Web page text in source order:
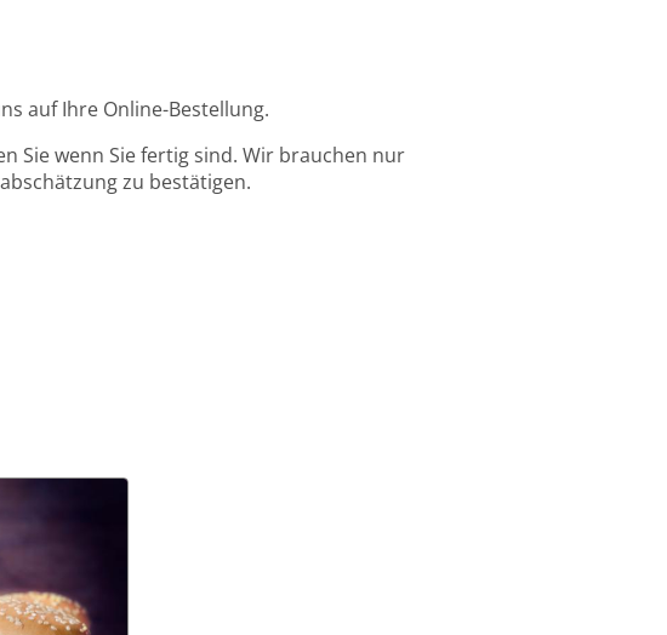
auf Ihre Online-Bestellung.
Sie wenn Sie fertig sind. Wir brauchen nur
zu bestätigen.